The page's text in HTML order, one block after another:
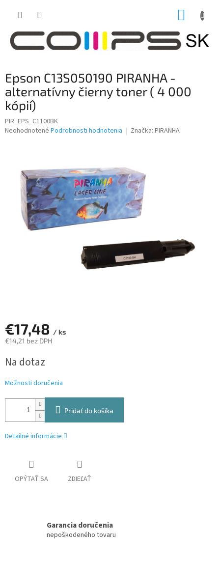
Epson C13S050190 PIRANHA -
alternatívny čierny toner ( 4 000
kópií)
PIR_EPS_C1100BK
Priemerné
hviezdičiek.
Neohodnotené Podrobnosti hodnotenia Značka: PIRANHA
€17,48 / ks
€14,21 bez DPH
cena:
Na dotaz
Možnosti doručenia
Pridať do košíka
Detailné informácie
OPÝTAŤ SA ZDIEĽAŤ
Garancia doručenia
nepoškodeného tovaru